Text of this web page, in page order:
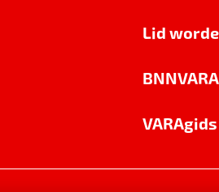
Lid
VARAgids